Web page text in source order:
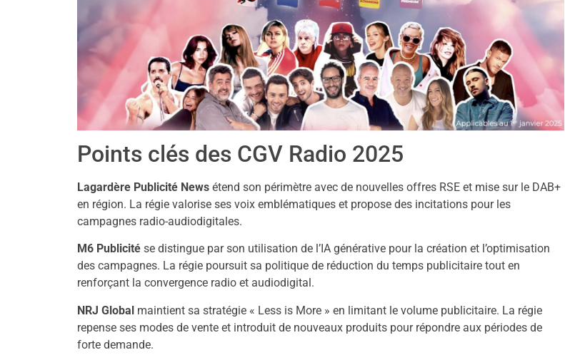
Points clés des CGV Radio 2025
Lagardère Publicité News étend son périmètre avec de nouvelles offres RSE et mise sur le DAB+
en région. La régie valorise ses voix emblématiques et propose des incitations pour les
campagnes radio-audiodigitales.
M6 Publicité se distingue par son utilisation de l’IA générative pour la création et l’optimisation
des campagnes. La régie poursuit sa politique de réduction du temps publicitaire tout en
renforçant la convergence radio et audiodigital.
NRJ Global maintient sa stratégie « Less is More » en limitant le volume publicitaire. La régie
repense ses modes de vente et introduit de nouveaux produits pour répondre aux périodes de
forte demande.